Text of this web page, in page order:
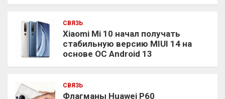
СВЯЗЬ
Xiaomi Mi 10 начал получать
стабильную версию MIUI 14 на
основе ОС Android 13
СВЯЗЬ
Флагманы Huawei P60